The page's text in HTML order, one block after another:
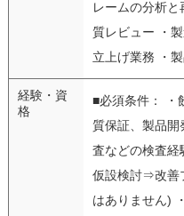
レームの分析
質レビュー ・
立上げ業務 ・製
経験・資
格
■必須条件： ・
質保証、製品開
査などの検査経
仮設検討⇒改善
はありません)